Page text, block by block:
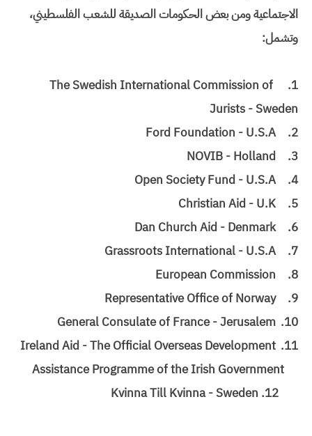
الاجتماعية ومن بعض الحكومات الصديقة للشعب الفلسطيني،
وتشمل:
1.
The Swedish International Commission of
Jurists - Sweden
2.
Ford Foundation - U.S.A
3.
NOVIB - Holland
4.
Open Society Fund - U.S.A
5.
Christian Aid - U.K
6.
Dan Church Aid - Denmark
7.
Grassroots International - U.S.A
8.
European Commission
9.
Representative Office of Norway
10.
General Consulate of France - Jerusalem
11.
Ireland Aid - The Official Overseas Development